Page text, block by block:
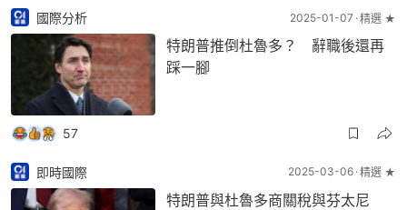
國際分析 2025-01-07 精選 ★
特朗普推倒杜魯多？ 辭職後還再
踩一腳
57
即時國際 2025-03-06 精選 ★
特朗普與杜魯多商關稅與芬太尼